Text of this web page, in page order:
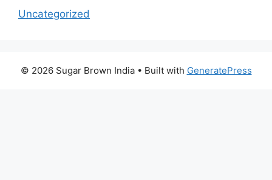
Uncategorized
© 2026 Sugar Brown India• Built with GeneratePress